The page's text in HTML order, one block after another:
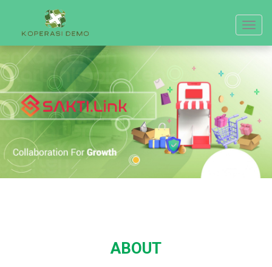
Toggle
ABOUT